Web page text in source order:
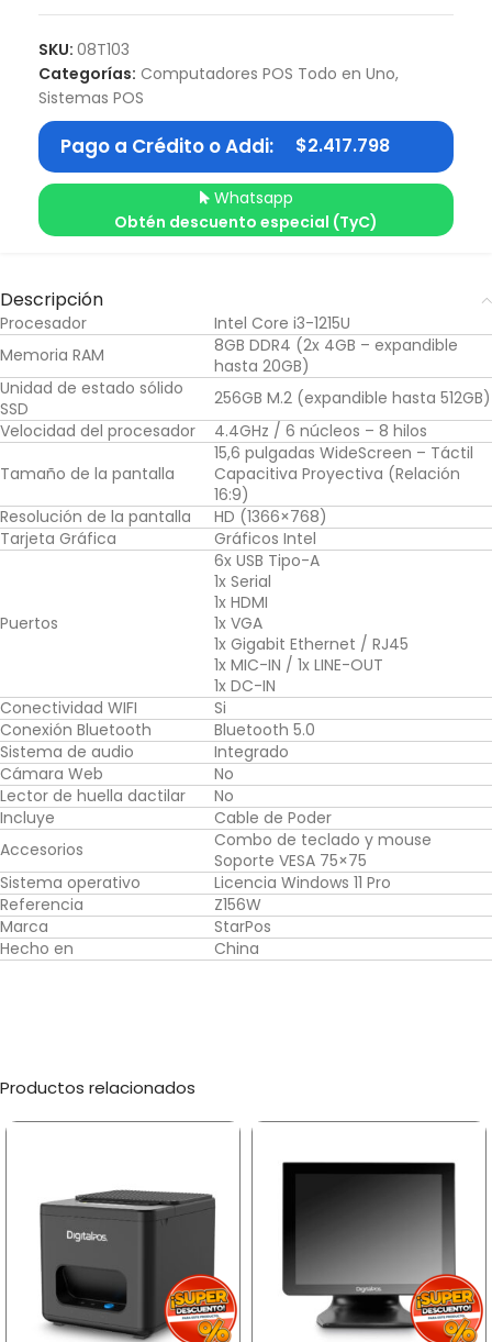
SKU: 08T103
Categorías: Computadores POS Todo en Uno,
Sistemas POS
Pago a Crédito o Addi: $2.417.798
Whatsapp
Obtén descuento especial (TyC)
Descripción
Procesador
Intel Core i3-1215U
Memoria RAM
8GB DDR4 (2x 4GB – expandible
hasta 20GB)
Unidad de estado sólido
SSD
256GB M.2 (expandible hasta 512GB)
Velocidad del procesador
4.4GHz / 6 núcleos – 8 hilos
Tamaño de la pantalla
15,6 pulgadas WideScreen – Táctil
Capacitiva Proyectiva (Relación
16:9)
Resolución de la pantalla
HD (1366×768)
Tarjeta Gráfica
Gráficos Intel
Puertos
6x USB Tipo-A
1x Serial
1x HDMI
1x VGA
1x Gigabit Ethernet / RJ45
1x MIC-IN / 1x LINE-OUT
1x DC-IN
Conectividad WIFI
Si
Conexión Bluetooth
Bluetooth 5.0
Sistema de audio
Integrado
Cámara Web
No
Lector de huella dactilar
No
Incluye
Cable de Poder
Accesorios
Combo de teclado y mouse
Soporte VESA 75×75
Sistema operativo
Licencia Windows 11 Pro
Referencia
Z156W
Marca
StarPos
Hecho en
China
Productos relacionados